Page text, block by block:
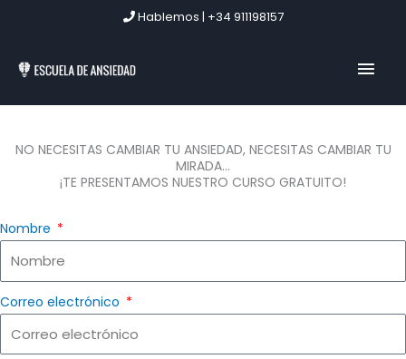
Hablemos | +34 911198157
NO NECESITAS CAMBIAR TU ANSIEDAD, NECESITAS CAMBIAR TU
MIRADA...
¡TE PRESENTAMOS NUESTRO CURSO GRATUITO!
Nombre
Correo electrónico